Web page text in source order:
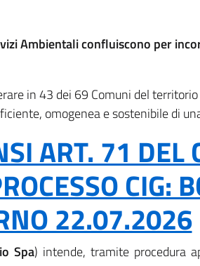
Ambientali confluiscono per
in 43 dei 69 Comuni del
omogenea e sostenibile di
ART. 71 DEL
CIG:
22.07.2026
Spa) intende, tramite procedura